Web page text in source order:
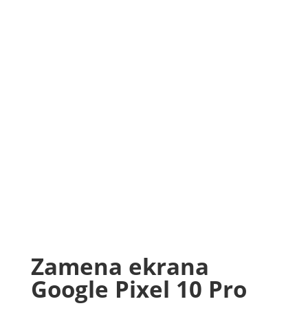
Zamena ekrana
Google Pixel 10 Pro